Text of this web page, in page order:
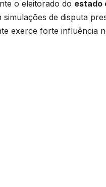
o eleitorado do estado
simulações de disputa
exerce forte influência